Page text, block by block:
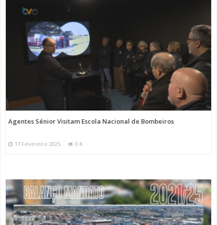
Agentes Sénior Visitam Escola Nacional de Bombeiros
17 Fevereiro 2025 0 K